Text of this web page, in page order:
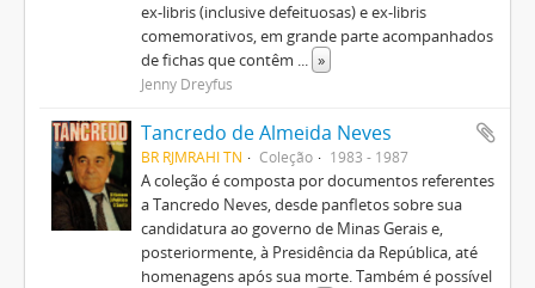
ex-libris (inclusive defeituosas) e ex-libris
comemorativos, em grande parte acompanhados
de fichas que contêm ... »
Jenny Dreyfus
Tancredo de Almeida Neves
BR RJMRAHI TN Coleção 1983 - 1987
A coleção é composta por documentos referentes
a Tancredo Neves, desde panfletos sobre sua
candidatura ao governo de Minas Gerais e,
posteriormente, à Presidência da República, até
homenagens após sua morte. Também é possível